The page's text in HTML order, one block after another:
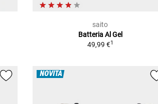
saito
Batteria Al Gel
49,99 €1
NOVITÀ